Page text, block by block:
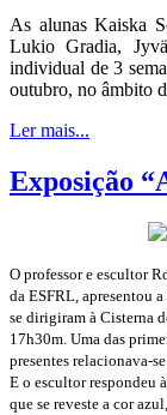
As alunas Kaiska
Lukio Gradia,
individual de 3
outubro, no âmbito
Ler mais...
Exposição
O professor e escultor
da ESFRL, apresentou
se dirigiram à Cisterna
17h30m. Uma das
presentes relacionava-
E o escultor respondeu
que se reveste a cor